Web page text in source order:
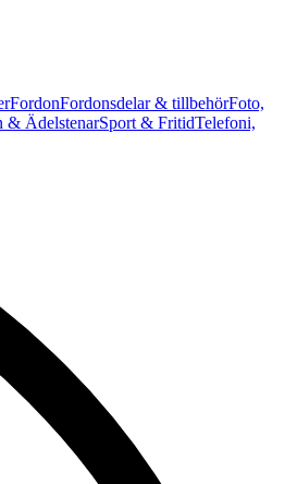
FordonFordonsdelar & tillbehörFoto,
& ÄdelstenarSport & FritidTelefoni,